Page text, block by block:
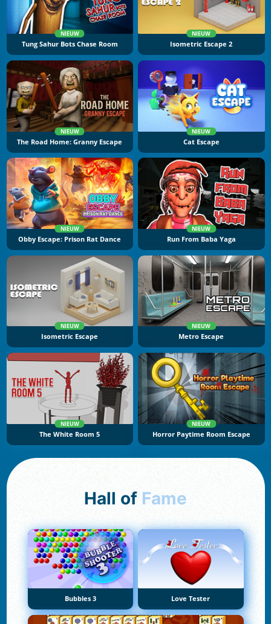
NIEUW
Tung Sahur Bots Chase Room
NIEUW
Isometric Escape 2
NIEUW
The Road Home: Granny Escape
NIEUW
Cat Escape
NIEUW
Obby Escape: Prison Rat Dance
NIEUW
Run From Baba Yaga
NIEUW
Isometric Escape
NIEUW
Metro Escape
NIEUW
The White Room 5
NIEUW
Horror Paytime Room Escape
Hall of Fame
Bubbles 3 Love Tester